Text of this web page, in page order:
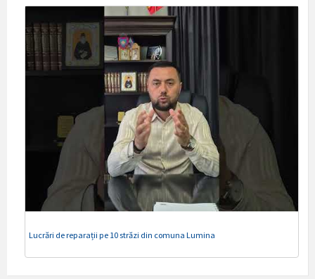
Lucrări de reparații pe 10 străzi din comuna Lumina